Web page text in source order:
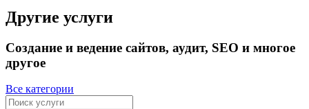
Другие услуги
Создание и ведение сайтов, аудит, SEO и многое
другое
Все категории